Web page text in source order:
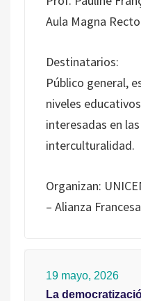
Aula Magna
Destinatarios:
Público general,
niveles
interesadas en
interculturalidad.
Organizan:
– Alianza
19 mayo, 2026
La